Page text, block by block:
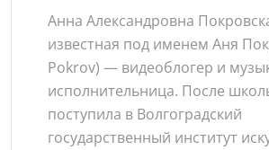
Анна Александровна
известная под именем Аня
Pokrov) — видеоблогер и
исполнительница. После
поступила в Волгоградский
государственный институт